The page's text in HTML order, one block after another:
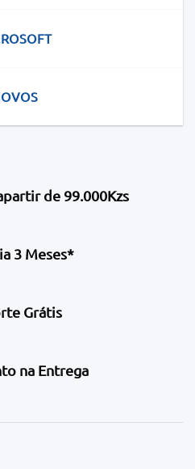
de 99.000Kzs
3 Meses*
Grátis
na Entrega